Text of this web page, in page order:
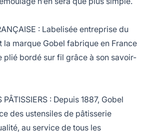
: Labelisée entreprise du
la marque Gobel fabrique en France
plié bordé sur fil grâce à son savoir-
PÂTISSIERS : Depuis 1887, Gobel
des ustensiles de pâtisserie
au service de tous les